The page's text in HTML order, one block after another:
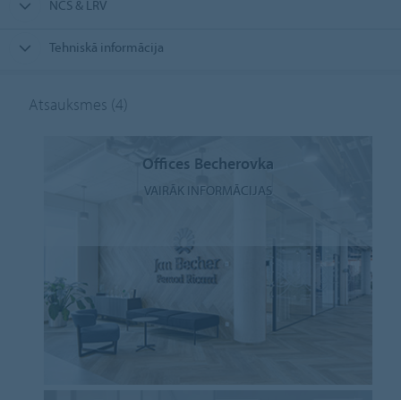
NCS & LRV
Tehniskā informācija
Atsauksmes (4)
Offices Becherovka
VAIRĀK INFORMĀCIJAS